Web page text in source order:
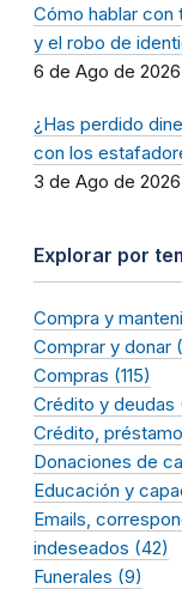
Cómo hablar
y el robo de
6 de Ago de 2026
¿Has perdido
con los
3 de Ago de 2026
Explorar por
Compra y
Comprar y donar
Compras (115)
Crédito y deudas
Crédito,
Donaciones de
Educación y
Emails,
indeseados (42)
Funerales (9)